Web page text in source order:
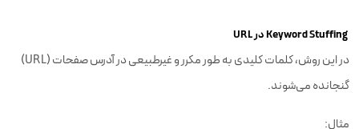
در این روش، کلمات کلیدی به طور مکرر و غیرطبیعی در آدرس صفحات (URL)
گنجانده می‌شوند.
مثال: